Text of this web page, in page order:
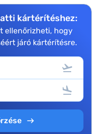
kártérítéshez:
ellenőrizheti, hogy
járó kártérítésre.